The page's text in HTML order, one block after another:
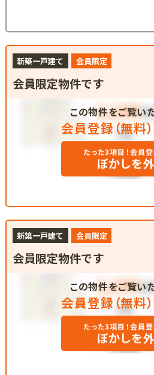
新築一戸建て 会員限定
会員限定物件です
この物件をご覧い
会員登録（無料）
たった3項目！会員
ぼかしを外
新築一戸建て 会員限定
会員限定物件です
この物件をご覧い
会員登録（無料）
たった3項目！会員
ぼかしを外